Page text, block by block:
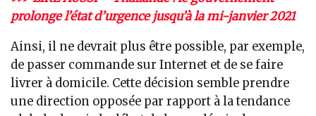
prolonge l’état d’urgence jusqu’à la mi-janvier 2021
Ainsi, il ne devrait plus être possible, par exemple,
de passer commande sur Internet et de se faire
livrer à domicile. Cette décision semble prendre
une direction opposée par rapport à la tendance